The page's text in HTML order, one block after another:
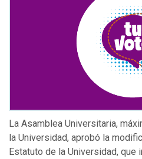
La Asamblea Universitaria,
la Universidad, aprobó la
Estatuto de la Universidad, que